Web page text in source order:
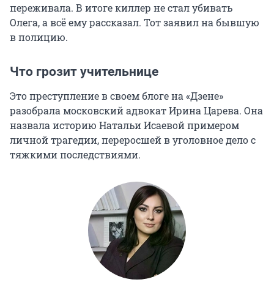
переживала. В итоге киллер не стал убивать
Олега, а всё ему рассказал. Тот заявил на бывшую
в полицию.
Что грозит учительнице
Это преступление в своем блоге на «Дзене»
разобрала московский адвокат Ирина Царева. Она
назвала историю Натальи Исаевой примером
личной трагедии, переросшей в уголовное дело с
тяжкими последствиями.